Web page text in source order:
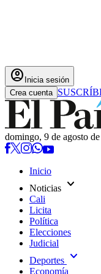
account_circle Inicia sesión
Crea cuenta
domingo, 9 de agosto
Inicio
Noticias expand_more
Cali
Licita
Política
Elecciones
Judicial
Deportes expand_more
Economía